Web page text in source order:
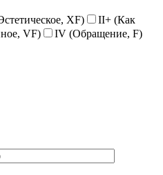
XF)
II+ (Как
VF)
IV (Обращение, F)